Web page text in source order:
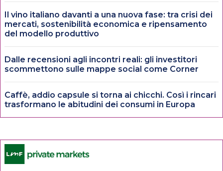
Il vino italiano davanti a una nuova fase: tra crisi dei
mercati, sostenibilità economica e ripensamento
del modello produttivo
Dalle recensioni agli incontri reali: gli investitori
scommettono sulle mappe social come Corner
Caffè, addio capsule si torna ai chicchi. Così i rincari
trasformano le abitudini dei consumi in Europa